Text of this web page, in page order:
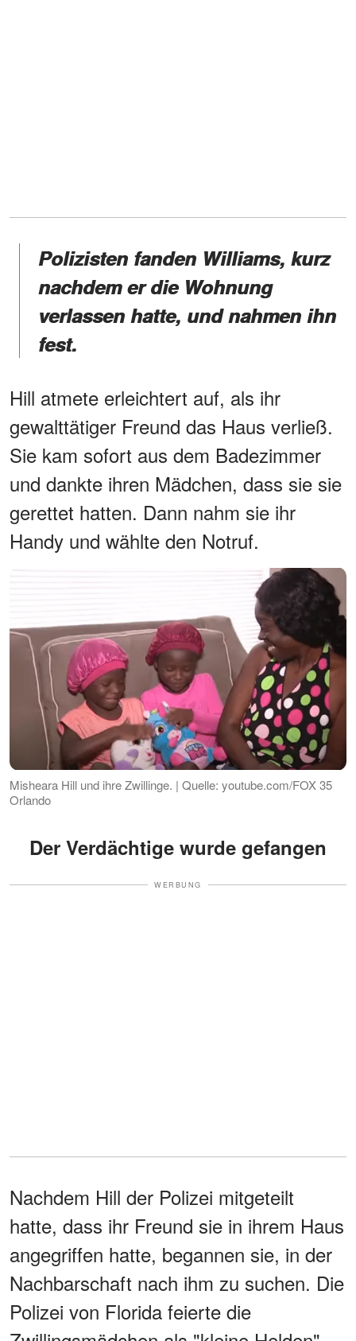
Polizisten fanden Williams, kurz
nachdem er die Wohnung
verlassen hatte, und nahmen ihn
fest.
Hill atmete erleichtert auf, als ihr
gewalttätiger Freund das Haus verließ.
Sie kam sofort aus dem Badezimmer
und dankte ihren Mädchen, dass sie sie
gerettet hatten. Dann nahm sie ihr
Handy und wählte den Notruf.
Misheara Hill und ihre Zwillinge. | Quelle: youtube.com/FOX 35
Orlando
Der Verdächtige wurde gefangen
WERBUNG
Nachdem Hill der Polizei mitgeteilt
hatte, dass ihr Freund sie in ihrem Haus
angegriffen hatte, begannen sie, in der
Nachbarschaft nach ihm zu suchen. Die
Polizei von Florida feierte die